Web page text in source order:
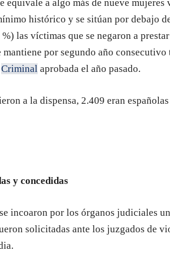
equivale a algo más de nueve mujeres
histórico y se sitúan por debajo
las víctimas que se negaron a
mantiene por segundo año
Criminal aprobada el año pasado.
a la dispensa, 2.409 eran
y concedidas
incoaron por los órganos judiciales
solicitadas ante los juzgados de